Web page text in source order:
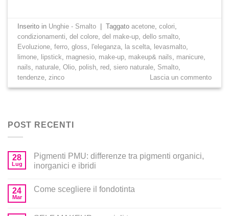
Inserito in Unghie - Smalto Taggatoacetone ,colori
condizionamenti ,del colore ,del make-up ,dello smalto
Evoluzione ,ferro ,gloss l'eleganza la scelta levasmalto
limone
lipstick magnesio make-up makeup& nails manicure
nails
naturale ,Olio polish red ,siero naturale Smalto
tendenze ,zinco Lascia un commento
POST RECENTI
28
Lug
Pigmenti PMU: differenze tra pigmenti organici,
inorganici e ibridi
24
Mar
Come scegliere il fondotinta